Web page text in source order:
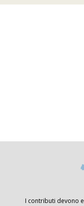
I contributi devono